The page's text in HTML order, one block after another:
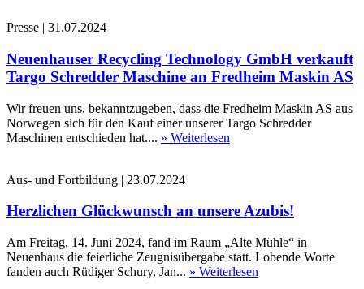
Presse | 31.07.2024
Neuenhauser Recycling Technology GmbH verkauft
Targo Schredder Maschine an Fredheim Maskin AS
Wir freuen uns, bekanntzugeben, dass die Fredheim Maskin AS aus
Norwegen sich für den Kauf einer unserer Targo Schredder
Maschinen entschieden hat.... » Weiterlesen
Aus- und Fortbildung | 23.07.2024
Herzlichen Glückwunsch an unsere Azubis!
Am Freitag, 14. Juni 2024, fand im Raum „Alte Mühle“ in
Neuenhaus die feierliche Zeugnisübergabe statt. Lobende Worte
fanden auch Rüdiger Schury, Jan... » Weiterlesen